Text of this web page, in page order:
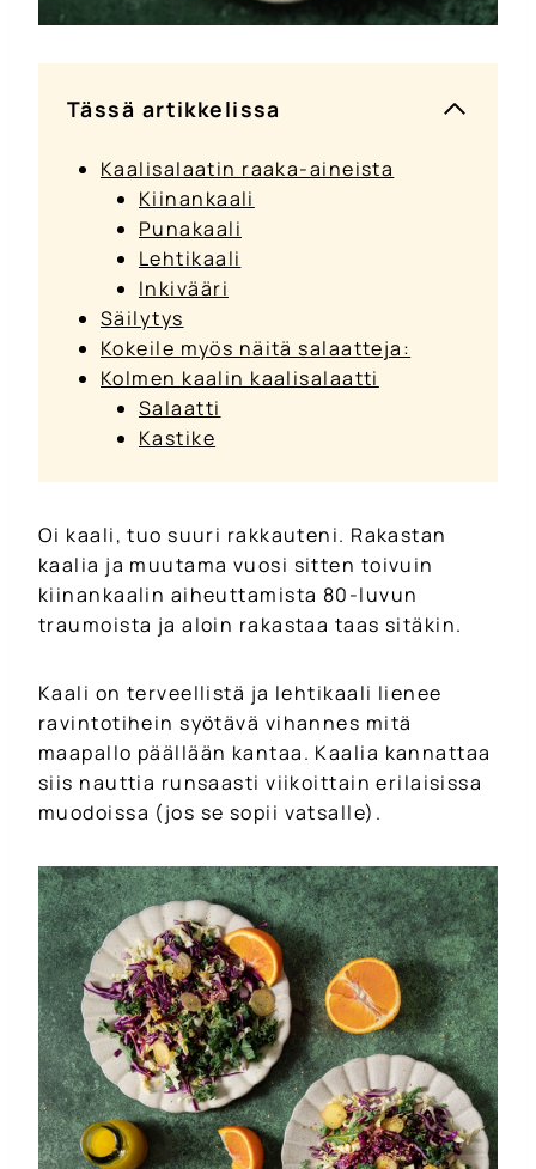
Tässä artikkelissa
Kaalisalaatin raaka-aineista
Kiinankaali
Punakaali
Lehtikaali
Inkivääri
Säilytys
Kokeile myös näitä salaatteja:
Kolmen kaalin kaalisalaatti
Salaatti
Kastike
Oi kaali, tuo suuri rakkauteni. Rakastan
kaalia ja muutama vuosi sitten toivuin
kiinankaalin aiheuttamista 80-luvun
traumoista ja aloin rakastaa taas sitäkin.
Kaali on terveellistä ja lehtikaali lienee
ravintotihein syötävä vihannes mitä
maapallo päällään kantaa. Kaalia kannattaa
siis nauttia runsaasti viikoittain erilaisissa
muodoissa (jos se sopii vatsalle).